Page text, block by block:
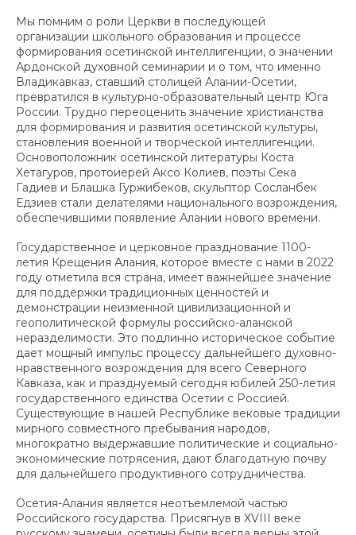
Мы помним о роли Церкви в последующей
организации школьного образования и процессе
формирования осетинской интеллигенции, о значении
Ардонской духовной семинарии и о том, что именно
Владикавказ, ставший столицей Алании-Осетии,
превратился в культурно-образовательный центр Юга
России. Трудно переоценить значение христианства
для формирования и развития осетинской культуры,
становления военной и творческой интеллигенции.
Основоположник осетинской литературы Коста
Хетагуров, протоиерей Аксо Колиев, поэты Сека
Гадиев и Блашка Гуржибеков, скульптор Сосланбек
Едзиев стали делателями национального возрождения,
обеспечившими появление Алании нового времени.
Государственное и церковное празднование 1100-
летия Крещения Алания, которое вместе с нами в 2022
году отметила вся страна, имеет важнейшее значение
для поддержки традиционных ценностей и
демонстрации неизменной цивилизационной и
геополитической формулы российско-аланской
неразделимости. Это подлинно историческое событие
дает мощный импульс процессу дальнейшего духовно-
нравственного возрождения для всего Северного
Кавказа, как и празднуемый сегодня юбилей 250-летия
государственного единства Осетии с Россией.
Существующие в нашей Республике вековые традиции
мирного совместного пребывания народов,
многократно выдержавшие политические и социально-
экономические потрясения, дают благодатную почву
для дальнейшего продуктивного сотрудничества.
Осетия-Алания является неотъемлемой частью
Российского государства. Присягнув в ХVIII веке